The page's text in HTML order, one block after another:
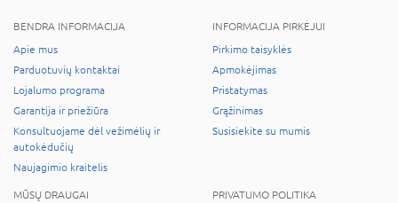
BENDRA INFORMACIJA
Apie mus
Parduotuvių kontaktai
Lojalumo programa
Garantija ir priežiūra
Konsultuojame dėl vežimėlių ir
autokėdučių
Naujagimio kraitelis
INFORMACIJA PIRKĖJUI
Pirkimo taisyklės
Apmokėjimas
Pristatymas
Grąžinimas
Susisiekite su mumis
MŪSŲ DRAUGAI
PRIVATUMO POLITIKA